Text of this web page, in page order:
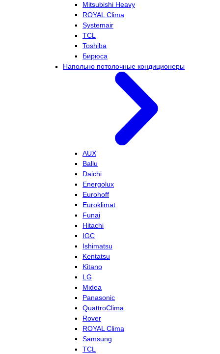
Mitsubishi Heavy
ROYAL Clima
Systemair
TCL
Toshiba
Бирюса
Напольно потолочные кондиционеры
AUX
Ballu
Daichi
Energolux
Eurohoff
Euroklimat
Funai
Hitachi
IGC
Ishimatsu
Kentatsu
Kitano
LG
Midea
Panasonic
QuattroClima
Rover
ROYAL Clima
Samsung
TCL